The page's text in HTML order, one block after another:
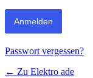
Passwort vergessen?
← Zu Elektro ade